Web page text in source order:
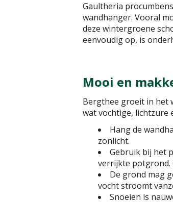
Gaultheria
wandhanger. Vooral
deze wintergroene
eenvoudig op, is
Mooi en
Bergthee groeit in het
wat vochtige, lichtzure
Hang de
zonlicht.
Gebruik bij het
verrijkte potgrond.
De grond mag
vocht stroomt
Snoeien is